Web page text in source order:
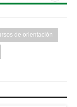
de orientación